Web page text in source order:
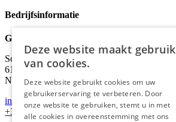
Bedrijfsinformatie
Graydon
Schineksstraat 11,
6171 AM Stein
Nederland
info@graydonevents.nl
+316 11435859
Deze website maakt gebruik
van cookies.
Deze website gebruikt cookies om uw
gebruikerservaring te verbeteren. Door
onze website te gebruiken, stemt u in met
alle cookies in overeenstemming met ons